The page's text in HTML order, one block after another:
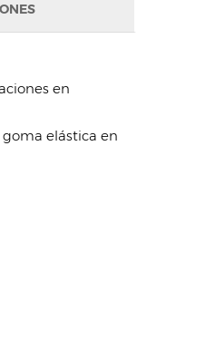
en
elástica en